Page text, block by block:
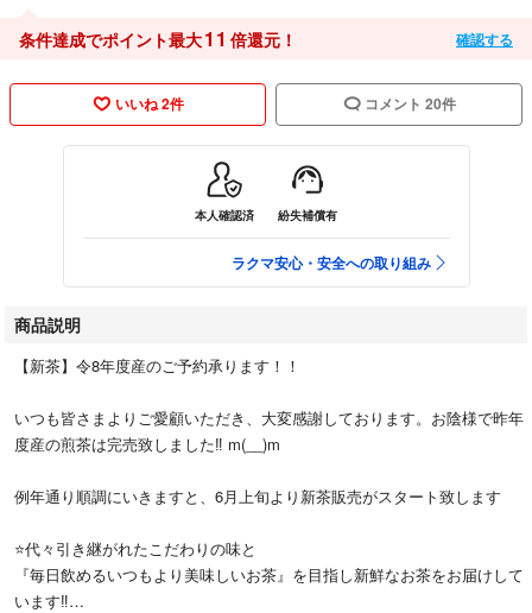
条件達成でポイント最大11 倍還元！ 確認する
いいね 2件 コメント 20件
本人確認済 紛失補償有
ラクマ安心・安全への取り組み
商品説明
【新茶】令8年度産のご予約承ります！！
いつも皆さまよりご愛顧いただき、大変感謝しております。お陰様で昨年
度産の煎茶は完売致しました‼︎ m(__)m
例年通り順調にいきますと、6月上旬より新茶販売がスタート致します
⭐️代々引き継がれたこだわりの味と
『毎日飲めるいつもより美味しいお茶』を目指し新鮮なお茶をお届けして
います‼︎